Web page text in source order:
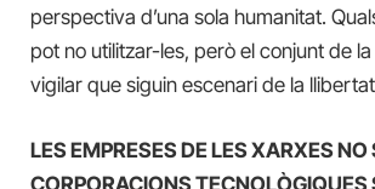
perspectiva d’una sola humanitat.
pot no utilitzar-les, però el conjunt de
vigilar que siguin escenari de la
LES EMPRESES DE LES XARXES NO